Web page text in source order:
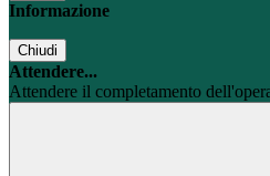
Informazione
Chiudi
Attendere...
Attendere il completamento